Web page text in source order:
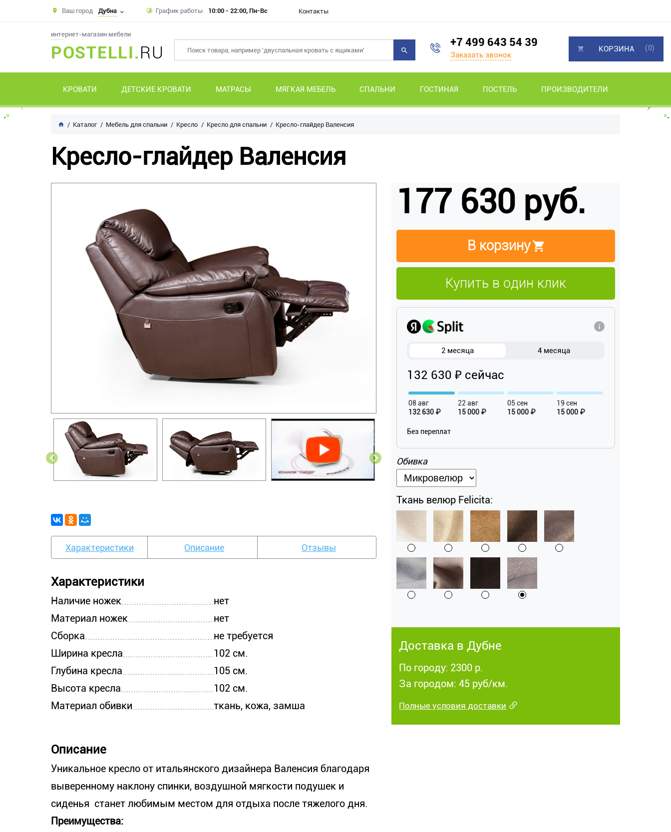
Ваш город Дубна График работы 10:00 - 22:00, Пн-Вс Контакты
интернет-магазин мебели
POSTELLI.RU
+7 499 643 54 39
Заказать звонок
КРОВАТИ ДЕТСКИЕ КРОВАТИ МАТРАСЫ МЯГКАЯ МЕБЕЛЬ СПАЛЬНИ ГОСТИНАЯ ПОСТЕЛЬ ПРОИЗВОДИТЕЛИ
КОРЗИНА (0)
Каталог Мебель для спальни Кресло Кресло для спальни Кресло-глайдер Валенсия
Кресло-глайдер Валенсия
Характеристики Описание Отзывы
Характеристики
Наличие ножек
нет
Материал ножек
нет
Сборка
не требуется
Ширина кресла
102 см.
Глубина кресла
105 см.
Высота кресла
102 см.
Материал обивки
ткань, кожа, замша
Описание
Уникальное кресло от итальянского дизайнера Валенсия благодаря
выверенному наклону спинки, воздушной мягкости подушек и
сиденья станет любимым местом для отдыха после тяжелого дня.
Преимущества:
177 630 руб.
В корзину
Купить в один клик
2 месяца 4 месяца
132 630 ₽ сейчас
08 авг
132 630 ₽
22 авг
15 000 ₽
05 сен
15 000 ₽
19 сен
15 000 ₽
Без переплат
Обивка
Ткань велюр Felicita:
Доставка в Дубне
По городу: 2300 р.
За городом: 45 руб/км.
Полные условия доставки